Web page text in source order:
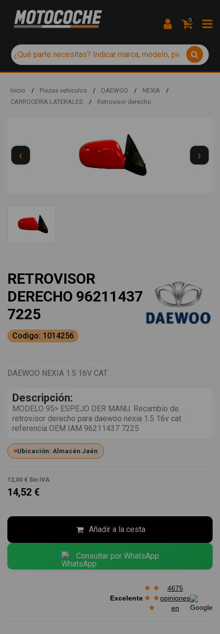
0
Inicio / Piezas vehículos / DAEWOO / NEXIA
/
CARROCERÍA LATERALES
/ Retrovisor derecho
‹ ›
RETROVISOR
DERECHO 96211437
7225
Codigo: 1014256
DAEWOO NEXIA 1.5 16V CAT
Descripción:
MODELO 95> ESPEJO DER MANU. Recambio de
retrovisor derecho para daewoo nexia 1.5 16v cat
referencia OEM IAM 96211437 7225
Ubicación: Almacén Jaén
12,00 € Sin IVA
14,52 €
Añadir a la cesta
Consultar por WhatsApp
Excelente
★ ★
★ ★
★
4675
opiniones
en